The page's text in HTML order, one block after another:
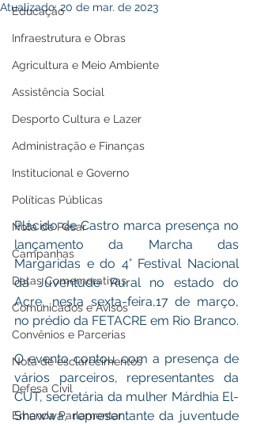
Educação
Infraestrutura e Obras
Agricultura e Meio Ambiente
Assistência Social
Desporto Cultura e Lazer
Administração e Finanças
Institucional e Governo
Políticas Públicas
Nota de Pesar
Campanhas
Datas Comemorativas
Comunicados e Avisos
Convênios e Parcerias
Nota de esclarecimentos
Defesa Civil
Emenda Parlamentar
Atualizado:20 de mar. de 2023
Plácido de Castro marca presença no
lançamento da Marcha das
Margaridas e do 4° Festival Nacional
da Juventude Rural no estado do
Acre, nesta sexta-feira,17 de março,
no prédio da FETACRE em Rio Branco.
O evento contou com a presença de
vários parceiros, representantes da
CUT, secretária da mulher Márdhia El-
Shawwa, representante da juventude